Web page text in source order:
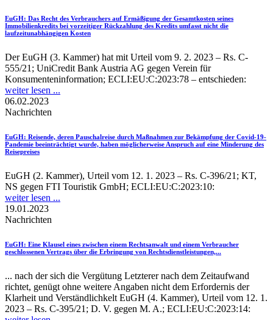
EuGH: Das Recht des Verbrauchers auf Ermäßigung der Gesamtkosten seines
Immobilienkredits bei vorzeitiger Rückzahlung des Kredits umfasst nicht die
laufzeitunabhängigen Kosten
Der EuGH (3. Kammer) hat mit Urteil vom 9. 2. 2023 – Rs. C-
555/21; UniCredit Bank Austria AG gegen Verein für
Konsumenteninformation; ECLI:EU:C:2023:78 – entschieden:
weiter lesen ...
06.02.2023
Nachrichten
EuGH: Reisende, deren Pauschalreise durch Maßnahmen zur Bekämpfung der Covid-19-
Pandemie beeinträchtigt wurde, haben möglicherweise Anspruch auf eine Minderung des
Reisepreises
EuGH (2. Kammer), Urteil vom 12. 1. 2023 – Rs. C-396/21; KT,
NS gegen FTI Touristik GmbH; ECLI:EU:C:2023:10:
weiter lesen ...
19.01.2023
Nachrichten
EuGH: Eine Klausel eines zwischen einem Rechtsanwalt und einem Verbraucher
geschlossenen Vertrags über die Erbringung von Rechtsdienstleistungen,...
... nach der sich die Vergütung Letzterer nach dem Zeitaufwand
richtet, genügt ohne weitere Angaben nicht dem Erfordernis der
Klarheit und Verständlichkelt EuGH (4. Kammer), Urteil vom 12. 1.
2023 – Rs. C-395/21; D. V. gegen M. A.; ECLI:EU:C:2023:14: